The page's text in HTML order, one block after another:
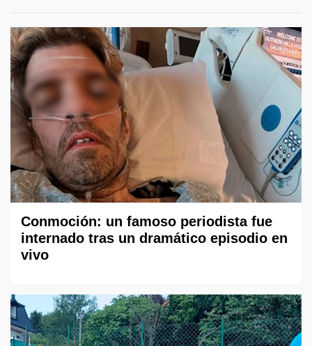
Conmoción: un famoso periodista fue
internado tras un dramático episodio en
vivo